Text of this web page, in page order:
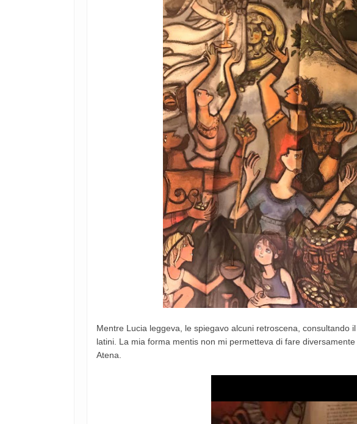
Mentre Lucia leggeva, le spiegavo alcuni retroscena, consultando
latini. La mia forma mentis non mi permetteva di fare
Atena.